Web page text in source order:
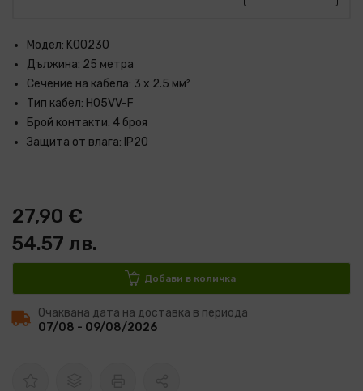
Модел: K00230
Дължина: 25 метра
Сечение на кабела: 3 x 2.5 мм²
Тип кабел: H05VV-F
Брой контакти: 4 броя
Защита от влага: IP20
27,90 €
54.57 лв.
Добави в количка
Очаквана дата на доставка в периода
07/08 - 09/08/2026